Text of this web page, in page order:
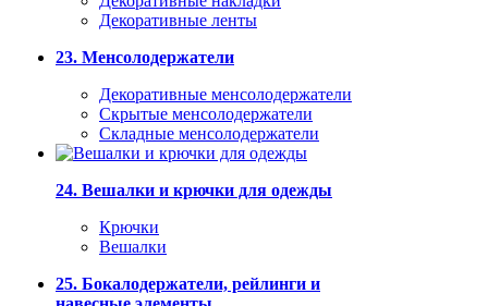
Декоративные ленты
23. Менсолодержатели
Декоративные менсолодержатели
Скрытые менсолодержатели
Складные менсолодержатели
24. Вешалки и крючки для одежды
Крючки
Вешалки
25. Бокалодержатели, рейлинги и